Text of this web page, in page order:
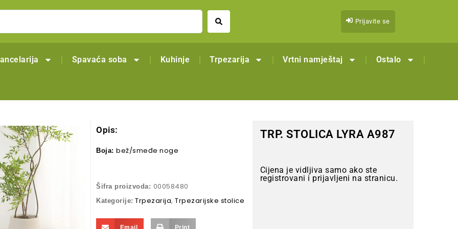
Prijavite se
Spavaća soba Kuhinje Trpezarija Vrtni namještaj Ostalo
Opis:
Boja:bež/smeđe noge
Šifra proizvoda: 00058480
Kategorije: Trpezarija,Trpezarijske stolice
Email Print
TRP. STOLICA LYRA A987
Cijena je vidljiva samo ako ste
registrovani i prijavljeni na stranicu.